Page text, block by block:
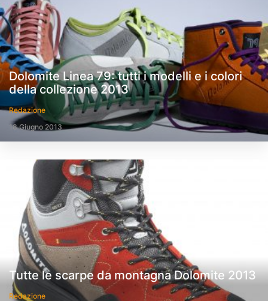
Dolomite Linea 79: tutti i modelli e i colori
della collezione 2013
Redazione
18 Giugno 2013
Tutte le scarpe da montagna Dolomite 2013
Redazione